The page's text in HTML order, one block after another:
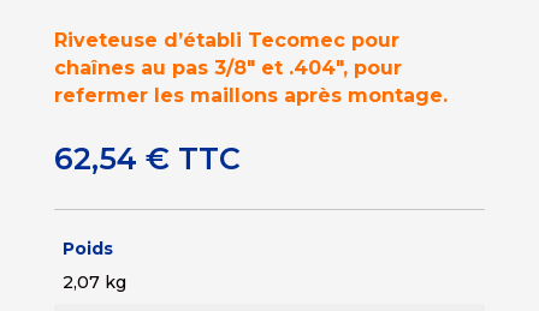
Riveteuse d’établi Tecomec pour
chaînes au pas 3/8″ et .404″, pour
refermer les maillons après montage.
62,54 € TTC
Poids
2,07 kg